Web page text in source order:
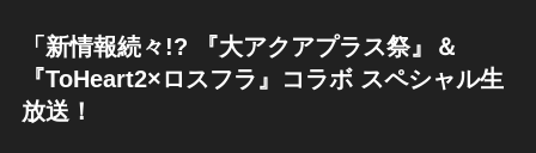
「新情報続々!? 『大アクアプラス祭』＆
『ToHeart2×ロスフラ』コラボ スペシャル生
放送！